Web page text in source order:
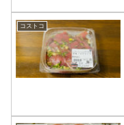
コストコ